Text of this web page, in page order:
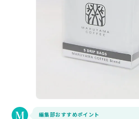
編集部おすすめポイント